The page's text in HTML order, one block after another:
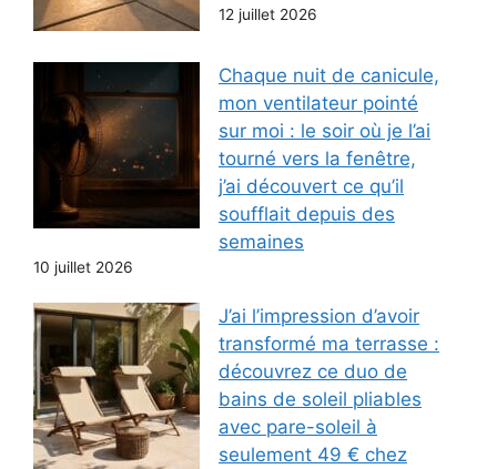
12 juillet 2026
Chaque nuit de canicule,
mon ventilateur pointé
sur moi : le soir où je l’ai
tourné vers la fenêtre,
j’ai découvert ce qu’il
soufflait depuis des
semaines
10 juillet 2026
J’ai l’impression d’avoir
transformé ma terrasse :
découvrez ce duo de
bains de soleil pliables
avec pare-soleil à
seulement 49 € chez